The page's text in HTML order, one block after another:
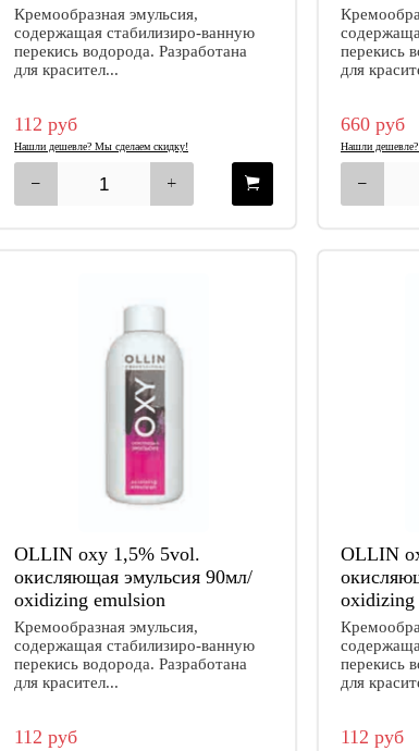
Кремообразная эмульсия,
содержащая стабилизиро-ванную
перекись водорода. Разработана
для красител...
112 руб
Нашли дешевле? Мы сделаем скидку!
перекись
для
660 руб
Нашли
OLLIN oxy 1,5% 5vol.
окисляющая эмульсия 90мл/
oxidizing emulsion
Кремообразная эмульсия,
содержащая стабилизиро-ванную
перекись водорода. Разработана
для красител...
112 руб
OLLIN
oxidizing
перекись
для
112 руб